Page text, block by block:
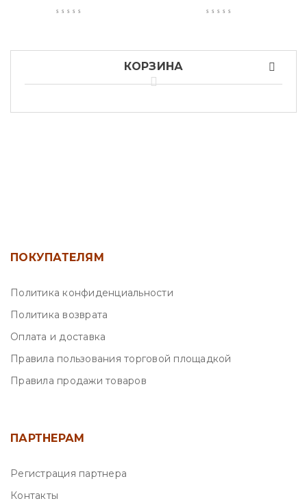
КОРЗИНА
ПОКУПАТЕЛЯМ
Политика конфиденциальности
Политика возврата
Оплата и доставка
Правила пользования торговой площадкой
Правила продажи товаров
ПАРТНЕРАМ
Регистрация партнера
Контакты